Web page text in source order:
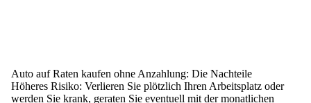
Auto auf Raten kaufen ohne Anzahlung: Die Nachteile
Höheres Risiko: Verlieren Sie plötzlich Ihren Arbeitsplatz oder
werden Sie krank, geraten Sie eventuell mit der monatlichen